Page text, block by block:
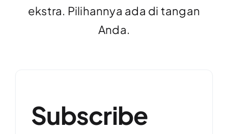
ekstra. Pilihannya ada di tangan
Anda.
Subscribe